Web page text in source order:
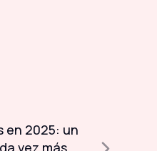
en 2025: un
vez más